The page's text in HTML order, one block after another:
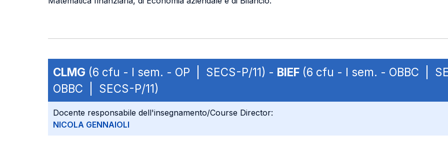
CLMG (6 cfu - I sem. - OP | SECS-P/11) - BIEF (6 cfu - I sem. - OBBC |
OBBC | SECS-P/11)
Docente responsabile dell'insegnamento/Course Director:
NICOLA GENNAIOLI